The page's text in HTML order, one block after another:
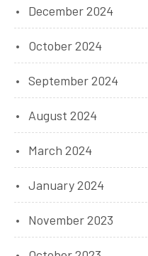
December 2024
October 2024
September 2024
August 2024
March 2024
January 2024
November 2023